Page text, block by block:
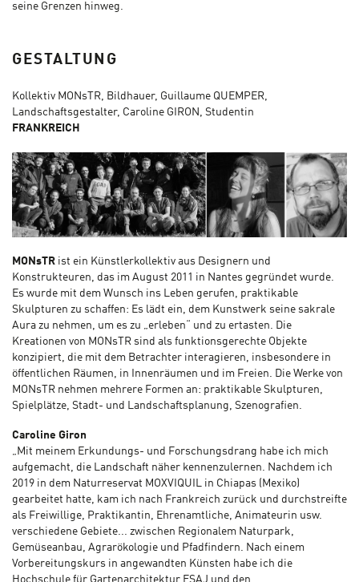
seine Grenzen hinweg.
GESTALTUNG
Kollektiv MONsTR, Bildhauer, Guillaume QUEMPER,
Landschaftsgestalter, Caroline GIRON, Studentin
FRANKREICH
MONsTR ist ein Künstlerkollektiv aus Designern und
Konstrukteuren, das im August 2011 in Nantes gegründet wurde.
Es wurde mit dem Wunsch ins Leben gerufen, praktikable
Skulpturen zu schaffen: Es lädt ein, dem Kunstwerk seine sakrale
Aura zu nehmen, um es zu „erleben“ und zu ertasten. Die
Kreationen von MONsTR sind als funktionsgerechte Objekte
konzipiert, die mit dem Betrachter interagieren, insbesondere in
öffentlichen Räumen, in Innenräumen und im Freien. Die Werke von
MONsTR nehmen mehrere Formen an: praktikable Skulpturen,
Spielplätze, Stadt- und Landschaftsplanung, Szenografien.
Caroline Giron
„Mit meinem Erkundungs- und Forschungsdrang habe ich mich
aufgemacht, die Landschaft näher kennenzulernen. Nachdem ich
2019 in dem Naturreservat MOXVIQUIL in Chiapas (Mexiko)
gearbeitet hatte, kam ich nach Frankreich zurück und durchstreifte
als Freiwillige, Praktikantin, Ehrenamtliche, Animateurin usw.
verschiedene Gebiete... zwischen Regionalem Naturpark,
Gemüseanbau, Agrarökologie und Pfadfindern. Nach einem
Vorbereitungskurs in angewandten Künsten habe ich die
Hochschule für Gartenarchitektur ESAJ und den